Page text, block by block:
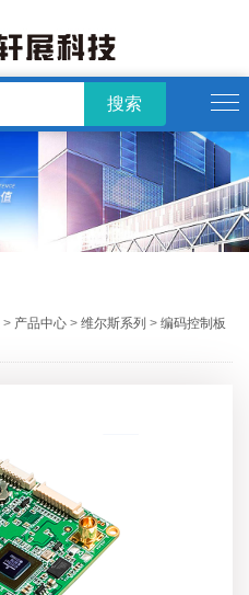
> 产品中心 >维尔斯系列 >编码控制板